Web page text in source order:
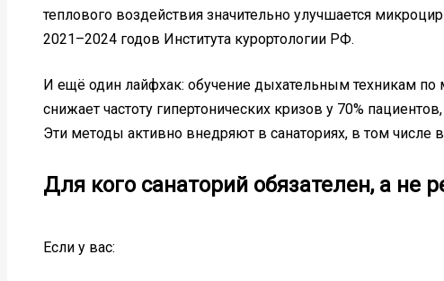
теплового воздействия значительно улучшается
2021–2024 годов Института курортологии РФ.
И ещё один лайфхак: обучение дыхательным техникам по
снижает частоту гипертонических кризов у 70%
Эти методы активно внедряют в санаториях, в том числе
Для кого санаторий обязателен, а не
Если у вас: